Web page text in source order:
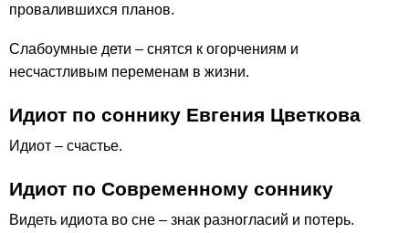
провалившихся планов.
Слабоумные дети – снятся к огорчениям и
несчастливым переменам в жизни.
Идиот по соннику Евгения Цветкова
Идиот – счастье.
Идиот по Современному соннику
Видеть идиота во сне – знак разногласий и потерь.